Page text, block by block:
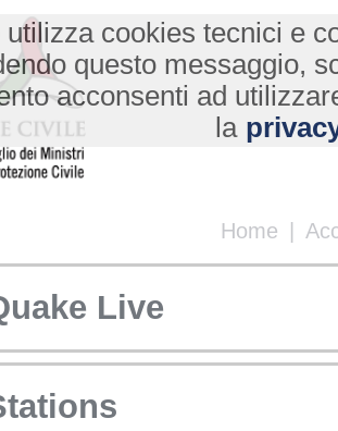
Home |
utilizza cookies tecnici e
questo messaggio,
acconsenti ad
la
Live